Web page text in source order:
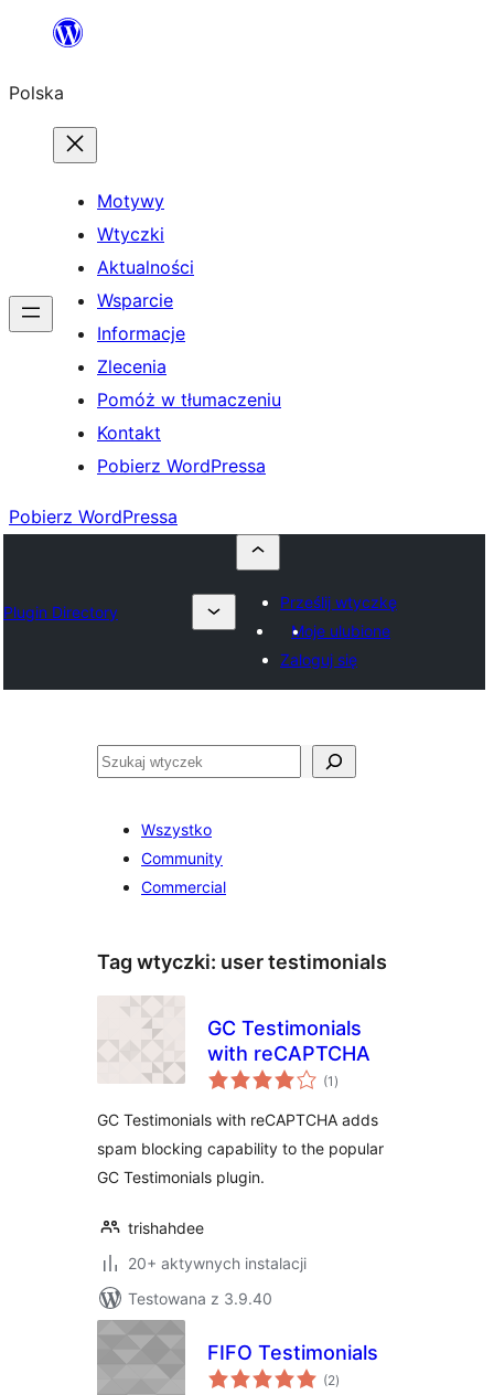
Przejdź
treści
Polska
Motywy
Wtyczki
Aktualności
Wsparcie
Informacje
Zlecenia
Pomóż w tłumaczeniu
Kontakt
Pobierz WordPressa
Pobierz WordPressa
Plugin Directory
Prześlij wtyczkę
Moje ulubione
Zaloguj się
Szukaj
Wszystko
Community
Commercial
Tag wtyczki: user testimonials
GC Testimonials
with reCAPTCHA
(1 wszystkich
ocen
)
GC Testimonials with reCAPTCHA adds
spam blocking capability to the popular
GC Testimonials plugin.
trishahdee
20+ aktywnych instalacji
Testowana z 3.9.40
FIFO Testimonials
(2wszystkich
ocen
)